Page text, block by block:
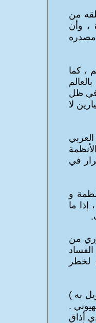
من
، وأن
مصدره
، كما
في ظل
لا
في
و
إذا ما
من
لخطر
به )
.
أذاق